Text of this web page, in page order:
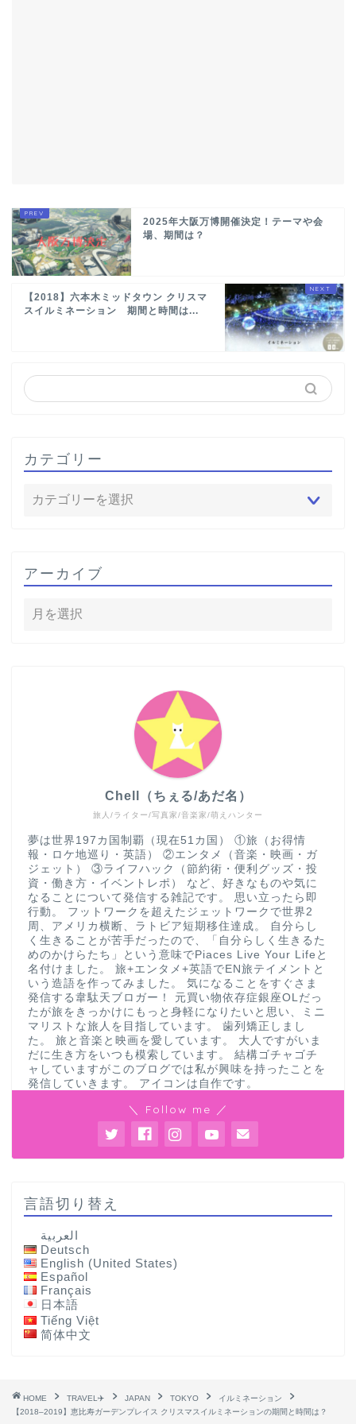
2025年大阪万博開催決定！テーマや会
場、期間は？
【2018】六本木ミッドタウン クリスマ
スイルミネーション 期間と時間は...
カテゴリー
アーカイブ
旅人/ライター/写真家/音楽家/萌えハンター
Chell（ちぇる/あだ名）
夢は世界197カ国制覇（現在51カ国） ①旅（お得情
報・ロケ地巡り・英語） ②エンタメ（音楽・映画・ガ
ジェット） ③ライフハック（節約術・便利グッズ・投
資・働き方・イベントレポ） など、好きなものや気に
なることについて発信する雑記です。 思い立ったら即
行動。 フットワークを超えたジェットワークで世界2
周、アメリカ横断、ラトビア短期移住達成。 自分らし
く生きることが苦手だったので、「自分らしく生きるた
めのかけらたち」という意味でPiaces Live Your Lifeと
名付けました。 旅+エンタメ+英語でEN旅テイメントと
いう造語を作ってみました。 気になることをすぐさま
発信する韋駄天ブロガー！ 元買い物依存症銀座OLだっ
たが旅をきっかけにもっと身軽になりたいと思い、ミニ
マリストな旅人を目指しています。 歯列矯正しまし
た。 旅と音楽と映画を愛しています。 大人ですがいま
だに生き方をいつも模索しています。 結構ゴチャゴチ
ャしていますがこのブログでは私が興味を持ったことを
発信していきます。 アイコンは自作です。
＼ Follow me ／
言語切り替え
العربية
Deutsch
English (United States)
Español
Français
日本語
Tiếng Việt
简体中文
HOME TRAVEL✈️ JAPAN TOKYO
イルミネーション
【2018–2019】恵比寿ガーデンプレイス クリスマスイルミネーションの期間と時間は？